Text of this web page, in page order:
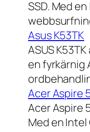
SSD. Med
Asus K53TK
ASUS
en fyrkärnig
Acer Aspire
Acer Aspire
Med en